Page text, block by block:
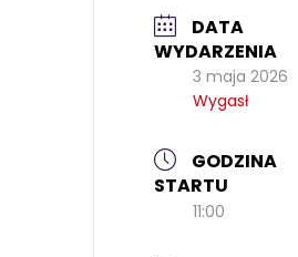
DATA
WYDARZENIA
3 maja 2026
Wygasł
GODZINA
STARTU
11:00